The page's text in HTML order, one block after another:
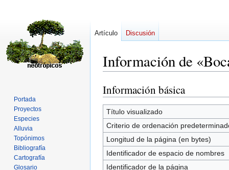
Información de
Ir
a
la
navegación
Ir
a
la
búsqueda
Información básica
Título visualizado
Criterio de ordenación
Longitud de la página (en bytes)
Identificador de espacio de nombres
Identificador de la página
Artículo Discusión
Portada
Proyectos
Especies
Alluvia
Topónimos
Bibliografía
Cartografía
Glosario